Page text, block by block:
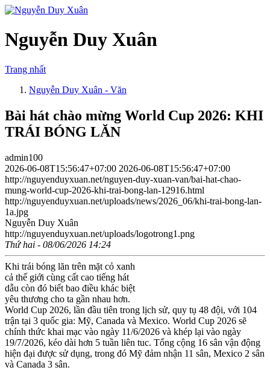
Nguyễn Duy Xuân
Trang nhất
Nguyễn Duy Xuân - Văn
Bài hát chào mừng World Cup 2026: KHI
TRÁI BÓNG LĂN
admin100
2026-06-08T15:56:47+07:00 2026-06-08T15:56:47+07:00
http://nguyenduyxuan.net/nguyen-duy-xuan-van/bai-hat-chao-
mung-world-cup-2026-khi-trai-bong-lan-12916.html
http://nguyenduyxuan.net/uploads/news/2026_06/khi-trai-bong-lan-
1a.jpg
Nguyễn Duy Xuân
http://nguyenduyxuan.net/uploads/logotrong1.png
Thứ hai - 08/06/2026 14:24
Khi trái bóng lăn trên mặt cỏ xanh
cả thế giới cùng cất cao tiếng hát
dẫu còn đó biết bao điều khác biệt
yêu thương cho ta gần nhau hơn.
World Cup 2026, lần đầu tiên trong lịch sử, quy tụ 48 đội, với 104
trận tại 3 quốc gia: Mỹ, Canada và Mexico. World Cup 2026 sẽ
chính thức khai mạc vào ngày 11/6/2026 và khép lại vào ngày
19/7/2026, kéo dài hơn 5 tuần liên tuc. Tổng cộng 16 sân vận động
hiện đại được sử dụng, trong đó Mỹ đảm nhận 11 sân, Mexico 2 sân
và Canada 3 sân.